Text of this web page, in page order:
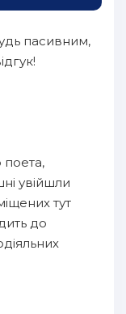
пасивним,
поета,
увійшли
тут
до